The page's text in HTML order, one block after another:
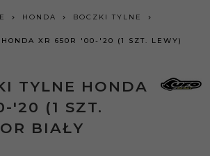
HONDA BOCZKI TYLNE
HONDA XR 650R '00-'20 (1 SZT. LEWY)
TYLNE HONDA
'20 (1 SZT.
BIAŁY